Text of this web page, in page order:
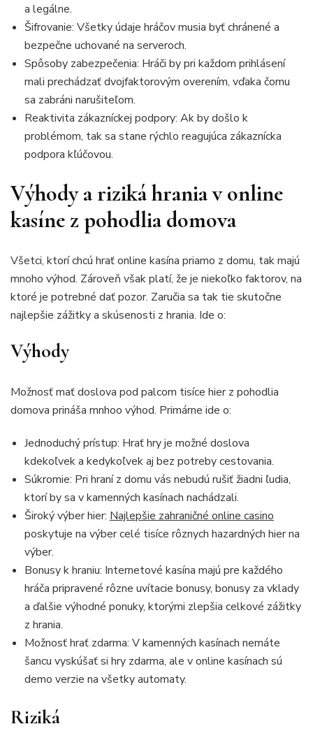
a legálne.
Šifrovanie: Všetky údaje hráčov musia byť chránené a
bezpečne uchované na serveroch.
Spôsoby zabezpečenia: Hráči by pri každom prihlásení
mali prechádzať dvojfaktorovým overením, vďaka čomu
sa zabráni narušiteľom.
Reaktivita zákazníckej podpory: Ak by došlo k
problémom, tak sa stane rýchlo reagujúca zákaznícka
podpora kľúčovou.
Výhody a riziká hrania v online
kasíne z pohodlia domova
Všetci, ktorí chcú hrať online kasína priamo z domu, tak majú
mnoho výhod. Zároveň však platí, že je niekoľko faktorov, na
ktoré je potrebné dať pozor. Zaručia sa tak tie skutočne
najlepšie zážitky a skúsenosti z hrania. Ide o:
Výhody
Možnosť mať doslova pod palcom tisíce hier z pohodlia
domova prináša mnhoo výhod. Primárne ide o:
Jednoduchý prístup: Hrať hry je možné doslova
kdekoľvek a kedykoľvek aj bez potreby cestovania.
Súkromie: Pri hraní z domu vás nebudú rušiť žiadni ľudia,
ktorí by sa v kamenných kasínach nachádzali.
Široký výber hier: Najlepšie zahraničné online casino
poskytuje na výber celé tisíce rôznych hazardných hier na
výber.
Bonusy k hraniu: Internetové kasína majú pre každého
hráča pripravené rôzne uvítacie bonusy, bonusy za vklady
a ďalšie výhodné ponuky, ktorými zlepšia celkové zážitky
z hrania.
Možnosť hrať zdarma: V kamenných kasínach nemáte
šancu vyskúšať si hry zdarma, ale v online kasínach sú
demo verzie na všetky automaty.
Riziká